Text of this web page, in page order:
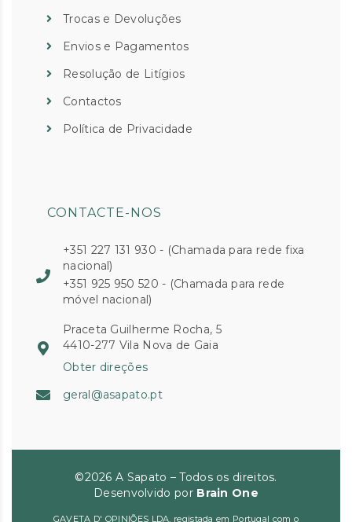
Trocas e Devoluções
Envios e Pagamentos
Resolução de Litígios
Contactos
Política de Privacidade
CONTACTE-NOS
+351 227 131 930 - (Chamada para rede fixa
nacional)
+351 925 950 520 - (Chamada para rede
móvel nacional)
Praceta Guilherme Rocha, 5
4410-277 Vila Nova de Gaia
Obter direções
geral@asapato.pt
©2026 A Sapato – Todos os direitos.
Desenvolvido por Brain One
GAVETA D' OPINIÕES LDA, registada em Portugal com o